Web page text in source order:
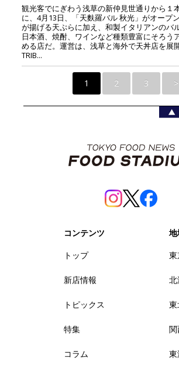
観光客でにぎわう浅草の新仲見世通りから１
に、4月13日、「天麩羅バル 秋光」がオープ
が揚げる天ぷらに加え、和製イタリアンのバ
日本酒、焼酎、ワインなど種類豊富にそろう
める店だ。運営は、浅草と海外で天丼店を展
TRIB...
1 2 3 >
コンテンツ
トップ
新店情報
トピックス
特集
コラム
北